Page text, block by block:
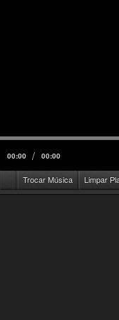
00:00 / 00:00
Trocar Música Limpar